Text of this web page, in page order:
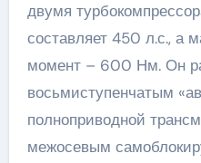
двумя
составляет 450 л.с., а
момент – 600 Нм. Он
восьмиступенчатым
полноприводной
межосевым